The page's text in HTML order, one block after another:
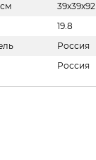
39x39x92
19.8
Россия
Россия